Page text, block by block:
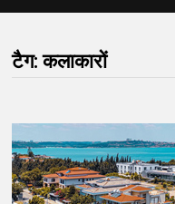
टैग:कलाकारों